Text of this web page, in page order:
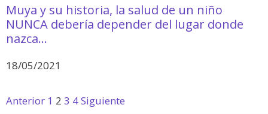
Muya y su historia, la salud de un niño
NUNCA debería depender del lugar donde
nazca…
18/05/2021
Anterior 1 2 3 4Siguiente